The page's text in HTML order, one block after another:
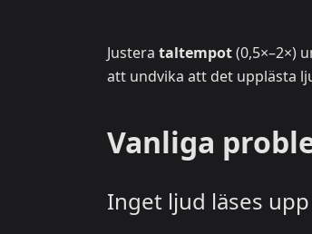
Justera taltempot(0,5×–2×)
att undvika att det upplästa
Vanliga
Inget ljud läses upp